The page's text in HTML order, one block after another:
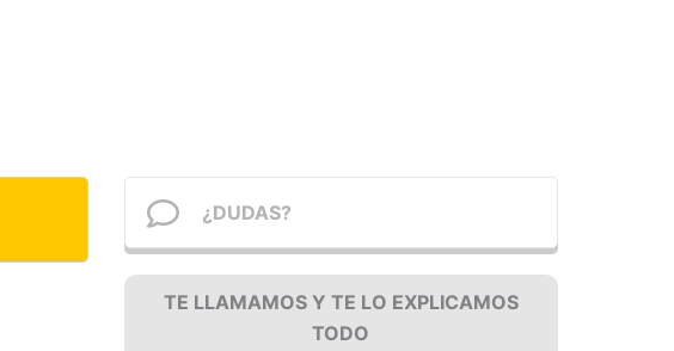
¿DUDAS?
TE LLAMAMOS Y TE LO EXPLICAMOS
TODO